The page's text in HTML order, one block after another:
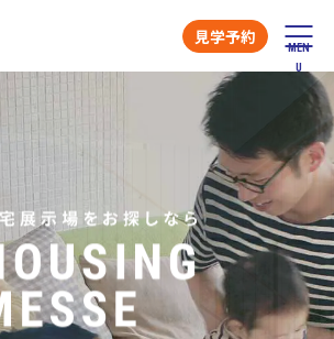
見学予約